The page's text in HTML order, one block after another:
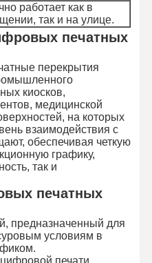
О Нас
С
Нами
Новости
работает как в
так и на улице.
печатных
перекрытия
киосков,
медицинской
на которых
взаимодействия с
обеспечивая четкую
графику,
так и
печатных
предназначенный для
условиям в
печати